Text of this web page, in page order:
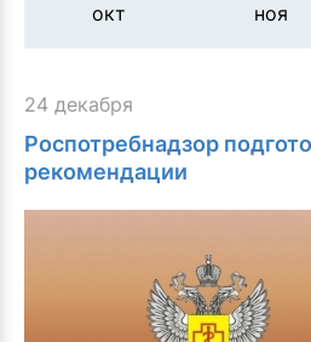
окт ноя
24 декабря
Роспотребнадзор
рекомендации